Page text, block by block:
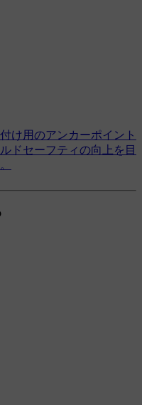
け用のアンカーポイント
ドセーフティの向上を目